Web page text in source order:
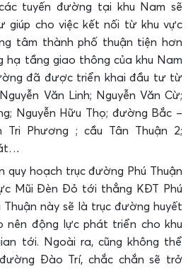
tuyến đường tại khu Nam sẽ
giúp cho việc kết nối từ khu vực
tâm thành phố thuận tiện hơn
hạ tầng giao thông của khu Nam
đã được triển khai đầu tư từ
Văn Linh; Nguyễn Văn Cừ;
Nguyễn Hữu Thọ; đường Bắc –
Tri Phương ; cầu Tân Thuận 2;
quy hoạch trục đường Phú Thuận
Mũi Đèn Đỏ tới thẳng KĐT Phú
Thuận này sẽ là trục đường huyết
nên động lực phát triển cho khu
tới. Ngoài ra, cũng không thể
Đào Trí, chắc chắn sẽ trở